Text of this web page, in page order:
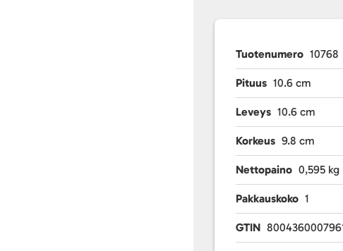
Tuotenumero 10768
Pituus 10.6 cm
Leveys 10.6 cm
Korkeus 9.8 cm
Nettopaino 0,595 kg
Pakkauskoko 1
GTIN